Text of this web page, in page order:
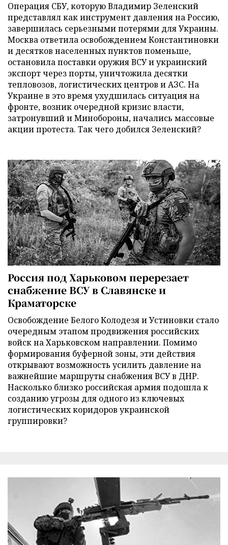
Операция СБУ, которую Владимир Зеленский
представлял как инструмент давления на Россию,
завершилась серьезными потерями для Украины.
Москва ответила освобождением Константиновки
и десятков населенных пунктов поменьше,
остановила поставки оружия ВСУ и украинский
экспорт через порты, уничтожила десятки
тепловозов, логистических центров и АЗС. На
Украине в это время ухудшилась ситуация на
фронте, возник очередной кризис власти,
затронувший и Минобороны, начались массовые
акции протеста. Так чего добился Зеленский?
Россия под Харьковом перерезает
снабжение ВСУ в Славянске и
Краматорске
Освобождение Белого Колодезя и Устиновки стало
очередным этапом продвижения российских
войск на Харьковском направлении. Помимо
формирования буферной зоны, эти действия
открывают возможность усилить давление на
важнейшие маршруты снабжения ВСУ в ДНР.
Насколько близко российская армия подошла к
созданию угрозы для одного из ключевых
логистических коридоров украинской
группировки?